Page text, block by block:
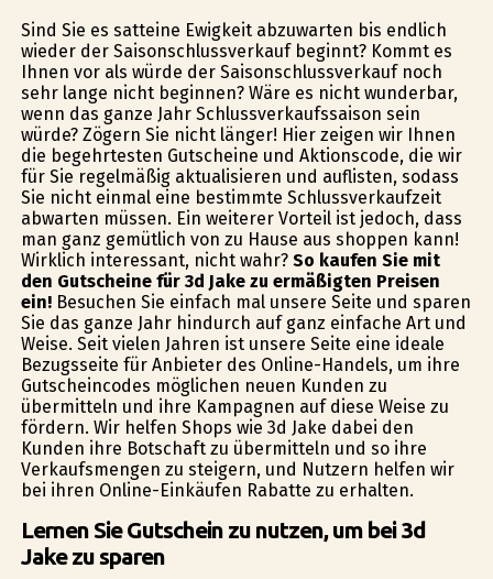
Sind Sie es satteine Ewigkeit abzuwarten bis endlich
wieder der Saisonschlussverkauf beginnt? Kommt es
Ihnen vor als würde der Saisonschlussverkauf noch
sehr lange nicht beginnen? Wäre es nicht wunderbar,
wenn das ganze Jahr Schlussverkaufssaison sein
würde? Zögern Sie nicht länger! Hier zeigen wir Ihnen
die begehrtesten Gutscheine und Aktionscode, die wir
für Sie regelmäßig aktualisieren und auflisten, sodass
Sie nicht einmal eine bestimmte Schlussverkaufzeit
abwarten müssen. Ein weiterer Vorteil ist jedoch, dass
man ganz gemütlich von zu Hause aus shoppen kann!
Wirklich interessant, nicht wahr? So kaufen Sie mit
den Gutscheine für 3d Jake zu ermäßigten Preisen
ein!Besuchen Sie einfach mal unsere Seite und sparen
Sie das ganze Jahr hindurch auf ganz einfache Art und
Weise. Seit vielen Jahren ist unsere Seite eine ideale
Bezugsseite für Anbieter des Online-Handels, um ihre
Gutscheincodes möglichen neuen Kunden zu
übermitteln und ihre Kampagnen auf diese Weise zu
fördern. Wir helfen Shops wie 3d Jake dabei den
Kunden ihre Botschaft zu übermitteln und so ihre
Verkaufsmengen zu steigern, und Nutzern helfen wir
bei ihren Online-Einkäufen Rabatte zu erhalten.
Lernen Sie Gutschein zu nutzen, um bei 3d
Jake zu sparen